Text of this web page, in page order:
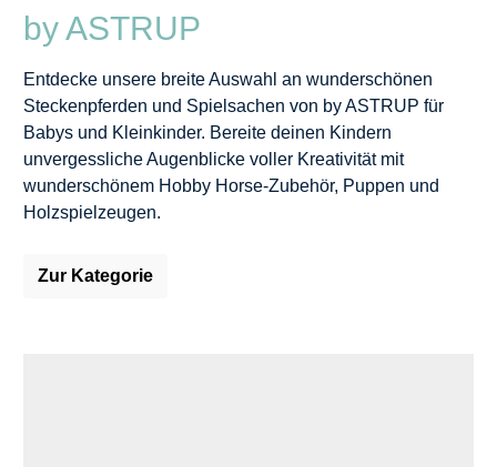
by ASTRUP
Entdecke unsere breite Auswahl an wunderschönen
Steckenpferden und Spielsachen von by ASTRUP für
Babys und Kleinkinder. Bereite deinen Kindern
unvergessliche Augenblicke voller Kreativität mit
wunderschönem Hobby Horse-Zubehör, Puppen und
Holzspielzeugen.
Zur Kategorie